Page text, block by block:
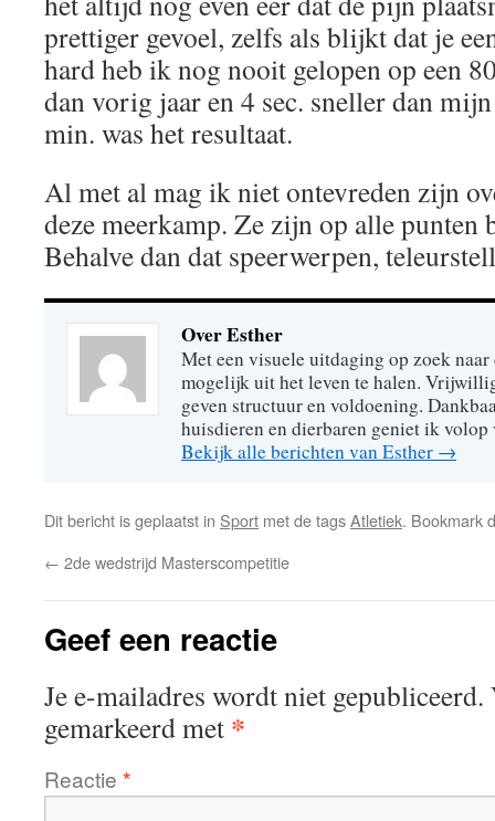
prettiger gevoel, zelfs als blijkt dat je
hard heb ik nog nooit gelopen op een
dan vorig jaar en 4 sec. sneller dan
min. was het resultaat.
Al met al mag ik niet ontevreden zijn
deze meerkamp. Ze zijn op alle punten
Behalve dan dat speerwerpen,
Over Esther
Met een visuele uitdaging op zoek
mogelijk uit het leven te halen.
geven structuur en voldoening.
huisdieren en dierbaren geniet ik volop
Bekijk alle berichten van Esther →
Dit bericht is geplaatst in Sport met de tagsAtletiek. Bookmark
← 2de wedstrijd Masterscompetitie
Geef een reactie
Je e-mailadres wordt niet gepubliceerd.
gemarkeerd met *
Reactie *